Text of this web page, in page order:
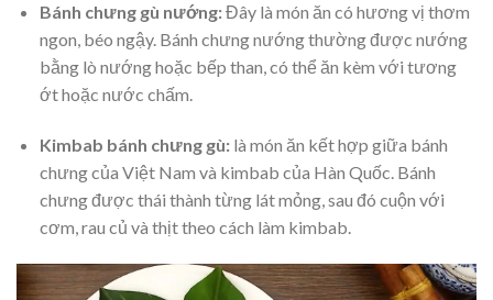
Bánh chưng gù nướng:Đây là món ăn có hương vị thơm
ngon, béo ngậy. Bánh chưng nướng thường được nướng
bằng lò nướng hoặc bếp than, có thể ăn kèm với tương
ớt hoặc nước chấm.
Kimbab bánh chưng gù:là món ăn kết hợp giữa bánh
chưng của Việt Nam và kimbab của Hàn Quốc. Bánh
chưng được thái thành từng lát mỏng, sau đó cuộn với
cơm, rau củ và thịt theo cách làm kimbab.